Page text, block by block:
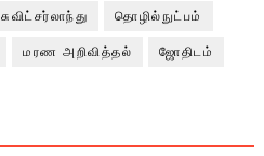
சுவிட்சர்லாந்து தொழில்நுட்பம்
மரண அறிவித்தல் ஜோதிடம்